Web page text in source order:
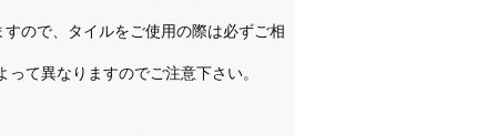
ので、タイルをご使用の際は必ずご相
て異なりますのでご注意下さい。